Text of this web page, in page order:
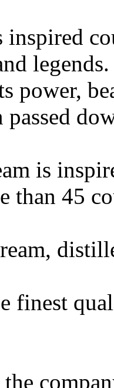
inspired
legends.
power,
passed
is
than 45
finest